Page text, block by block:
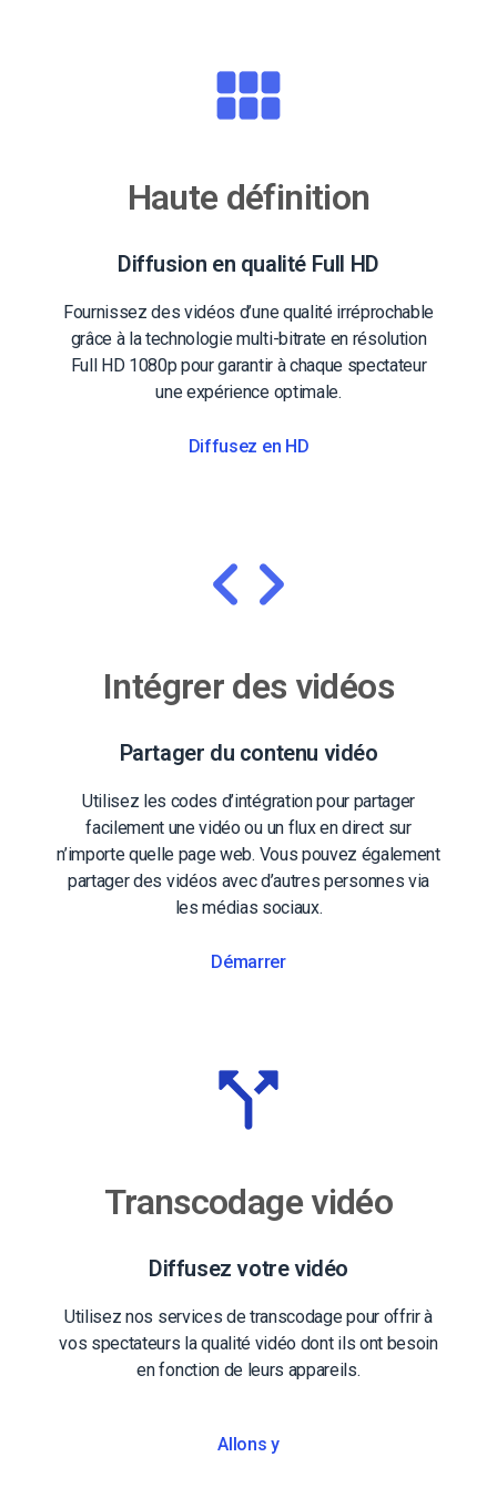
Haute définition
Diffusion en qualité Full HD
Fournissez des vidéos d’une qualité irréprochable
grâce à la technologie multi-bitrate en résolution
Full HD 1080p pour garantir à chaque spectateur
une expérience optimale.
Diffusez en HD
Intégrer des vidéos
Partager du contenu vidéo
Utilisez les codes d’intégration pour partager
facilement une vidéo ou un flux en direct sur
n’importe quelle page web. Vous pouvez également
partager des vidéos avec d’autres personnes via
les médias sociaux.
Démarrer
Transcodage vidéo
Diffusez votre vidéo
Utilisez nos services de transcodage pour offrir à
vos spectateurs la qualité vidéo dont ils ont besoin
en fonction de leurs appareils.
Allons y